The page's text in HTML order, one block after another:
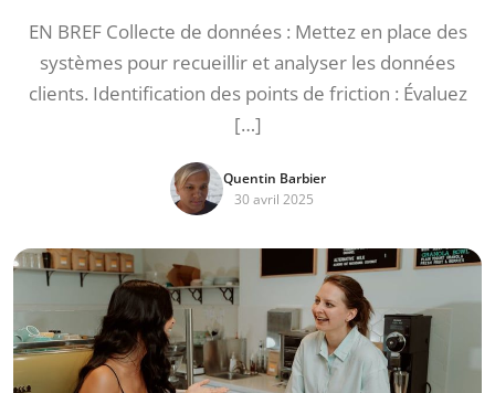
EN BREF Collecte de données : Mettez en place des
systèmes pour recueillir et analyser les données
clients. Identification des points de friction : Évaluez
[…]
Quentin Barbier
30 avril 2025